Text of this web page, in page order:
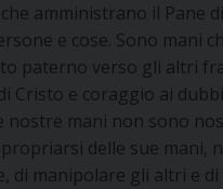
amministrano il Pane
e cose. Sono mani
paterno verso gli altri
Cristo e coraggio ai
nostre mani non sono
delle sue mani,
di manipolare gli altri e